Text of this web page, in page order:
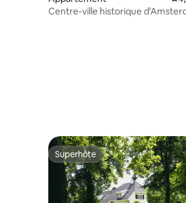
Centre-ville historique
Superhôte
Superhôte